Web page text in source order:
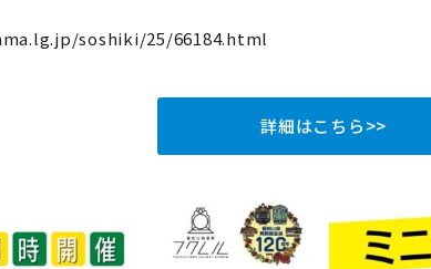
soshiki/25/66184.html
詳細はこちら>>